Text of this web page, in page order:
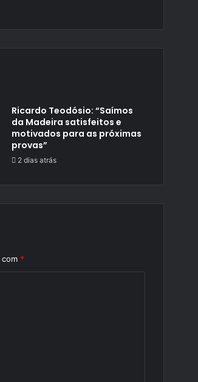
Ricardo Teodósio: “Saímos
da Madeira satisfeitos e
motivados para as próximas
provas”
2 dias atrás
*